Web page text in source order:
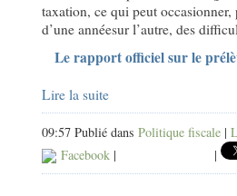
taxation, ce qui peut
d’une annéesur l’autre, des
Le rapport officiel sur le
Lire la suite
09:57 Publié dans Politique fiscale |
Facebook | |